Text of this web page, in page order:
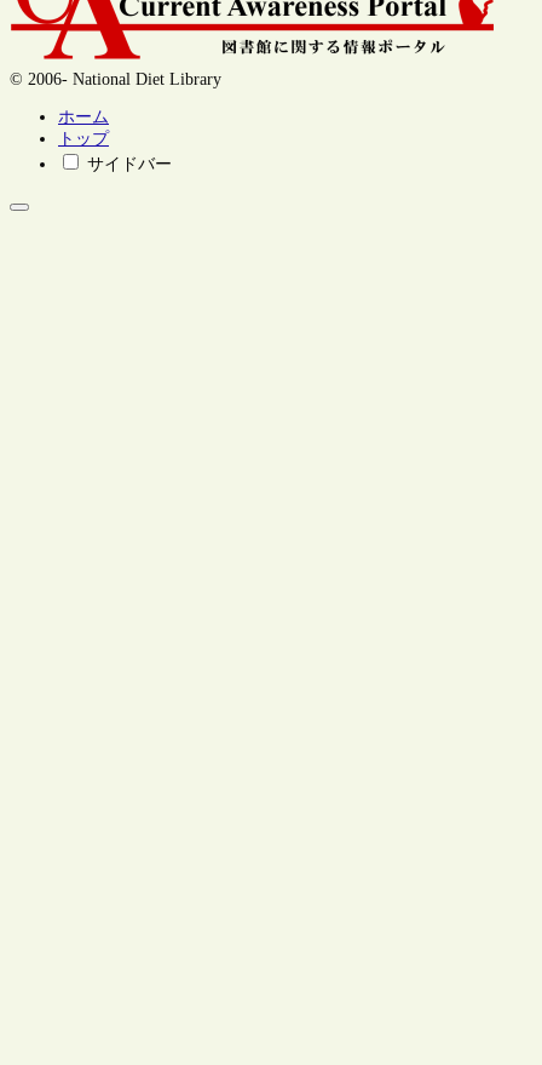
© 2006- National Diet Library
ホーム
トップ
サイドバー